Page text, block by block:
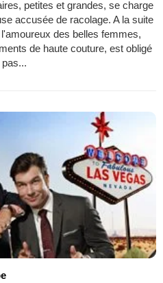
petites et grandes, se charge
accusée de racolage. A la suite
des belles femmes,
de haute couture, est obligé